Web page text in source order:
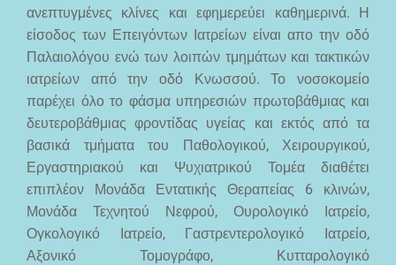
ανεπτυγμένες κλίνες και εφημερεύει καθημερινά. Η
είσοδος των Επειγόντων Ιατρείων είναι απο την οδό
Παλαιολόγου ενώ των λοιπών τμημάτων και τακτικών
ιατρείων από την οδό Κνωσσού. Το νοσοκομείο
παρέχει όλο το φάσμα υπηρεσιών πρωτοβάθμιας και
δευτεροβάθμιας φροντίδας υγείας και εκτός από τα
βασικά τμήματα του Παθολογικού, Χειρουργικού,
Εργαστηριακού και Ψυχιατρικού Τομέα διαθέτει
επιπλέον Μονάδα Εντατικής Θεραπείας 6 κλινών,
Μονάδα Τεχνητού Νεφρού, Ουρολογικό Ιατρείο,
Ογκολογικό Ιατρείο, Γαστρεντερολογικό Ιατρείο,
Αξονικό Τομογράφο, Κυτταρολογικό